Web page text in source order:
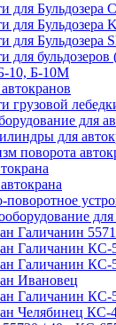
для Бульдозера
для Бульдозера
для Бульдозера
для
10, Б-10М
грузовой
для
для
поворота
для
Галичанин
Галичанин КС-
Галичанин КС-
Ивановец
Галичанин КС-
Челябинец КС-